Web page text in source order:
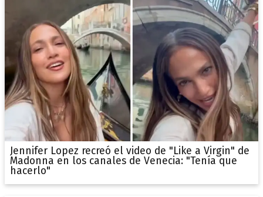
Jennifer Lopez recreó el video de "Like a Virgin" de
Madonna en los canales de Venecia: "Tenía que
hacerlo"